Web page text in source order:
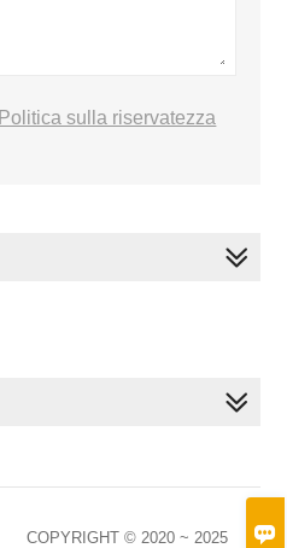

Politica sulla riservatezza
COPYRIGHT © 2020 ~ 2025